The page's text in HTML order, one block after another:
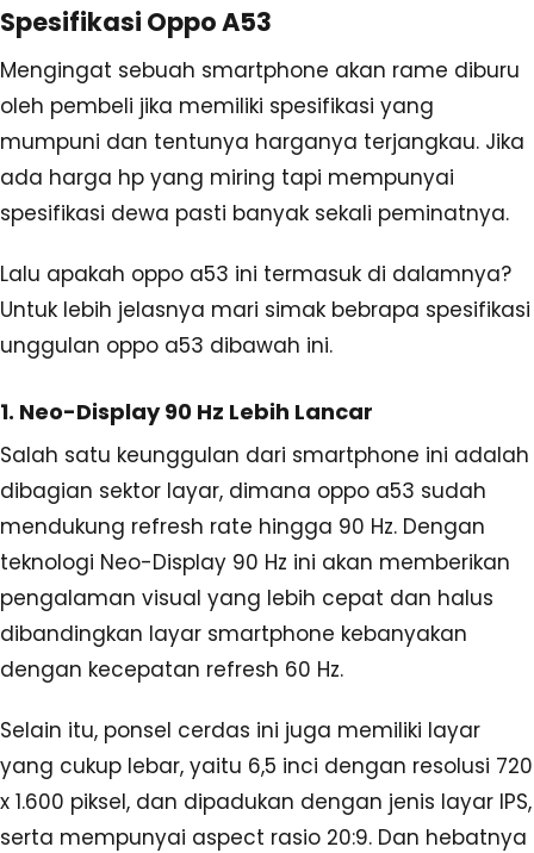
Spesifikasi Oppo A53
Mengingat sebuah smartphone akan rame diburu
oleh pembeli jika memiliki spesifikasi yang
mumpuni dan tentunya harganya terjangkau. Jika
ada harga hp yang miring tapi mempunyai
spesifikasi dewa pasti banyak sekali peminatnya.
Lalu apakah oppo a53 ini termasuk di dalamnya?
Untuk lebih jelasnya mari simak bebrapa spesifikasi
unggulan oppo a53 dibawah ini.
1. Neo-Display 90 Hz Lebih Lancar
Salah satu keunggulan dari smartphone ini adalah
dibagian sektor layar, dimana oppo a53 sudah
mendukung refresh rate hingga 90 Hz. Dengan
teknologi Neo-Display 90 Hz ini akan memberikan
pengalaman visual yang lebih cepat dan halus
dibandingkan layar smartphone kebanyakan
dengan kecepatan refresh 60 Hz.
Selain itu, ponsel cerdas ini juga memiliki layar
yang cukup lebar, yaitu 6,5 inci dengan resolusi 720
x 1.600 piksel, dan dipadukan dengan jenis layar IPS,
serta mempunyai aspect rasio 20:9. Dan hebatnya